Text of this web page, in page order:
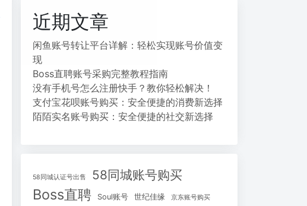
近期文章
闲鱼账号转让平台详解：轻松实现账号价值变
现
Boss直聘账号采购完整教程指南
没有手机号怎么注册快手？教你轻松解决！
支付宝花呗账号购买：安全便捷的消费新选择
陌陌实名账号购买：安全便捷的社交新选择
58同城认证号出售 58同城账号购买
Boss直聘 Soul账号 世纪佳缘 京东账号购买